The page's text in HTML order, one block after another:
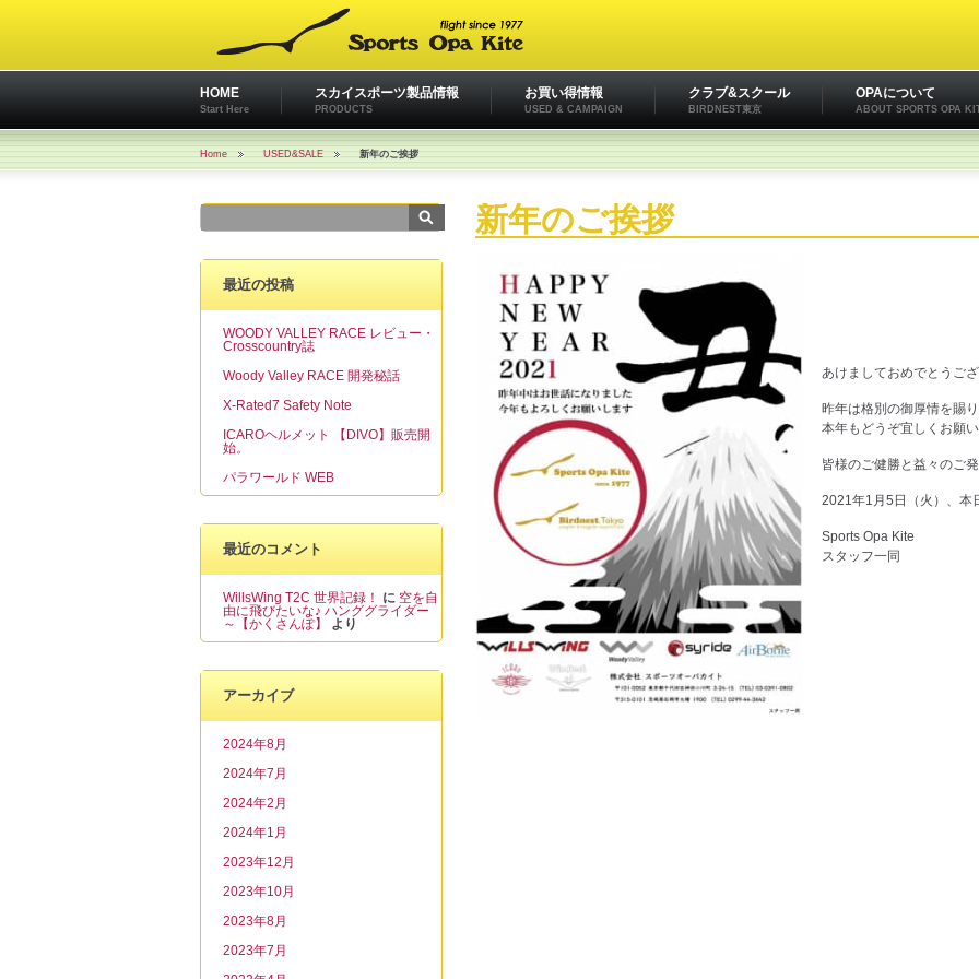
HOME
Start Here
スカイスポーツ製品情報
PRODUCTS
お買い得情報
USED & CAMPAIGN
クラブ&スクール
BIRDNEST東京
OPAについて
ABOUT SPORTS OPA
Home USED&SALE 新年のご挨拶
最近の投稿
WOODY VALLEY RACE レビュー・
Crosscountry誌
Woody Valley RACE 開発秘話
X-Rated7 Safety Note
ICAROヘルメット 【DIVO】販売開
始。
パラワールド WEB
最近のコメント
WillsWing T2C 世界記録！ に 空を自
由に飛びたいな♪ ハンググライダー
～【かくさんぽ】
より
アーカイブ
2024年8月
2024年7月
2024年2月
2024年1月
2023年12月
2023年10月
2023年8月
2023年7月
新年のご挨拶
あけましておめでとうござ
昨年は格別の御厚情を賜
本年もどうぞ宜しくお願い
皆様のご健勝と益々のご
2021年1月5日（火）、本
Sports Opa Kite
スタッフ一同